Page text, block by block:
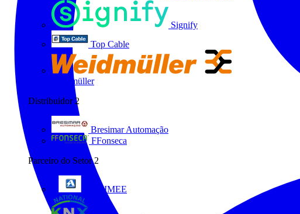
Signify
Top Cable
Weidmüller
Distribuidor 2
Bresimar Automação
FFonseca
Parceiro do Setor 2
ANIMEE